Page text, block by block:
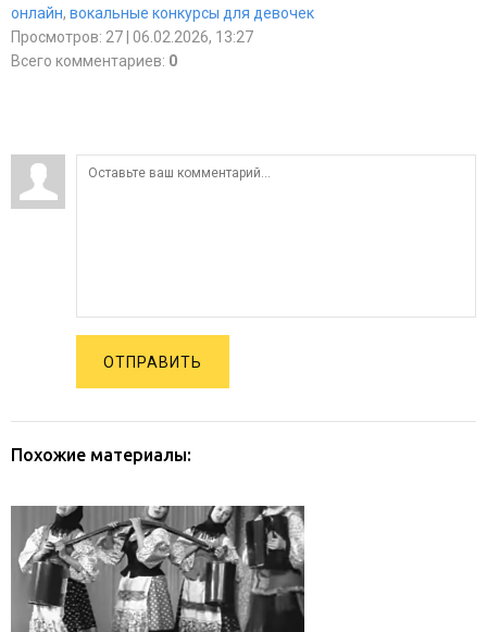
онлайн, вокальные конкурсы для девочек
Просмотров: 27 | 06.02.2026, 13:27
Всего комментариев: 0
ОТПРАВИТЬ
Похожие материалы: